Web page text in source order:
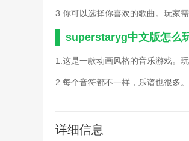
猎豹
塑身
方舟
3.你可以选择你喜欢的歌曲。玩家
superstaryg中文版怎么
1.这是一款动画风格的音乐游戏。
2.每个音符都不一样，乐谱也很多
superstaryg中文版亮点
详细信息